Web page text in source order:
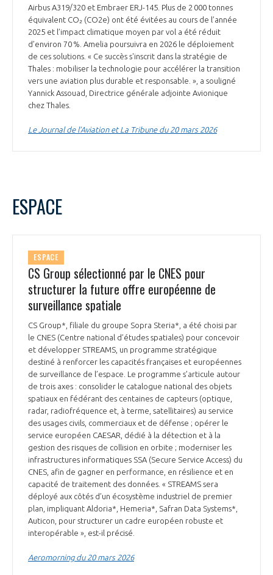
STARTAIR
COMMISSIONS ET COMITÉS
UN ÉCOSYSTÈME INTÉGRÉ ET COHÉRENT
POURQUOI DEVENIR MEMBRE ?
LA MÉDIATION DANS LA FILIÈRE AÉRONAUTIQUE ET SPATIALE
LE MÉDIATEUR DE LA FILIÈRE AÉRONAUTIQUE ET SPATIALE
MÉDIATION ET CHARTE D’ENGAGEMENT SUR LES RELATIONS ENTRE
LE SALON DU BOURGET
L'OBSERVATOIRE
CHIFFRES CLÉS
LES ENJEUX
ENVIRONNEMENT
INNOVATION
INTERNATIONALISATION
LES PUBLICATIONS
RAPPORTS D'ACTIVITÉS
Airbus A319/320 et Embraer ERJ-145. Plus de 2 000 tonnes
équivalent CO₂ (CO2e) ont été évitées au cours de l’année
2025 et l’impact climatique moyen par vol a été réduit
d’environ 70 %. Amelia poursuivra en 2026 le déploiement
de ces solutions. « Ce succès s'inscrit dans la stratégie de
Thales : mobiliser la technologie pour accélérer la transition
vers une aviation plus durable et responsable. », a souligné
Yannick Assouad, Directrice générale adjointe Avionique
chez Thales.
Le Journal de l’Aviation et La Tribune du 20 mars 2026
ESPACE
ESPACE
CS Group sélectionné par le CNES pour
structurer la future offre européenne de
surveillance spatiale
CS Group*, filiale du groupe Sopra Steria*, a été choisi par
le CNES (Centre national d’études spatiales) pour concevoir
et développer STREAMS, un programme stratégique
destiné à renforcer les capacités françaises et européennes
de surveillance de l’espace. Le programme s’articule autour
de trois axes : consolider le catalogue national des objets
spatiaux en fédérant des centaines de capteurs (optique,
radar, radiofréquence et, à terme, satellitaires) au service
des usages civils, commerciaux et de défense ; opérer le
service européen CAESAR, dédié à la détection et à la
gestion des risques de collision en orbite ; moderniser les
infrastructures informatiques SSA (Secure Service Access) du
CNES, afin de gagner en performance, en résilience et en
capacité de traitement des données. « STREAMS sera
déployé aux côtés d’un écosystème industriel de premier
plan, impliquant Aldoria*, Hemeria*, Safran Data Systems*,
Auticon, pour structurer un cadre européen robuste et
interopérable », est-il précisé.
Aeromorning du 20 mars 2026
Découvrez les avantages d'adhérer au GIFAS.
Rencontres, salons, données sectorielles,
programmes ...
DEMANDE D’ADHÉSION